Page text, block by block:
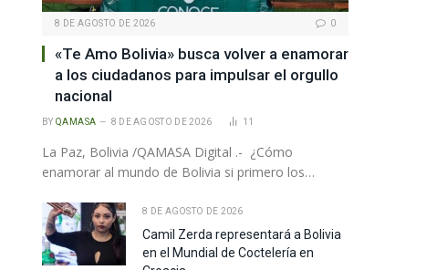
8 DE AGOSTO DE 2026 0
«Te Amo Bolivia» busca volver a enamorar
a los ciudadanos para impulsar el orgullo
nacional
BY QAMASA 8 DE AGOSTO DE 2026 11
La Paz, Bolivia /QAMASA Digital .- ¿Cómo
enamorar al mundo de Bolivia si primero los…
8 DE AGOSTO DE 2026
Camil Zerda representará a Bolivia
en el Mundial de Coctelería en